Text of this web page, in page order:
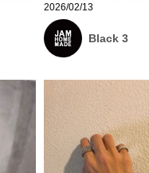
2026/02/13
Black 3